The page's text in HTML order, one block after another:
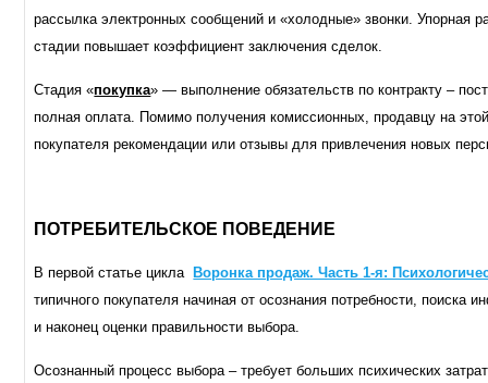
рассылка электронных сообщений и «холодные» звонки. Упорная
стадии повышает коэффициент заключения сделок.
Стадия «покупка» — выполнение обязательств по контракту –
полная оплата. Помимо получения комиссионных, продавцу на
покупателя рекомендации или отзывы для привлечения новых
ПОТРЕБИТЕЛЬСКОЕ ПОВЕДЕНИЕ
В первой статье цикла Воронка продаж. Часть 1-я:
типичного покупателя начиная от осознания потребности, поиска
и наконец оценки правильности выбора.
Осознанный процесс выбора – требует больших психических